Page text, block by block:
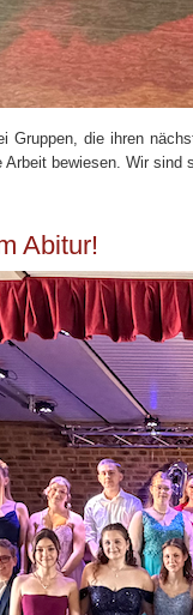
Gruppen, die ihren
bewiesen. Wir
Abitur!